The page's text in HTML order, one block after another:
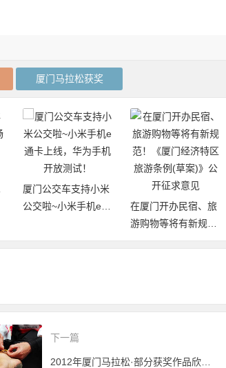
厦门马拉松获奖
厦门公交车支持小米
公交啦~小米手机e通
放测试！
在厦门开办民宿、旅
游购物等将有新规
范！《厦门经济特区
下一篇
2012年厦门马拉松·部分获奖作品欣赏（图）